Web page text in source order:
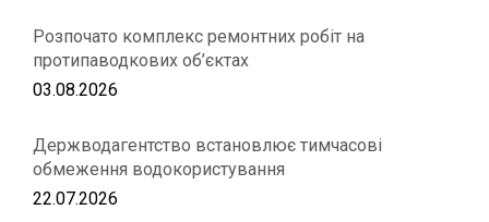
Розпочато комплекс ремонтних робіт на
протипаводкових об’єктах
03.08.2026
Держводагентство встановлює тимчасові
обмеження водокористування
22.07.2026